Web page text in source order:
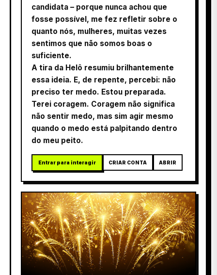
candidata – porque nunca achou que
fosse possível, me fez refletir sobre o
quanto nós, mulheres, muitas vezes
sentimos que não somos boas o
suficiente.
A tira da Helô resumiu brilhantemente
essa ideia. E, de repente, percebi: não
preciso ter medo. Estou preparada.
Terei coragem. Coragem não significa
não sentir medo, mas sim agir mesmo
quando o medo está palpitando dentro
do meu peito.
Entrar para interagir CRIAR CONTA ABRIR